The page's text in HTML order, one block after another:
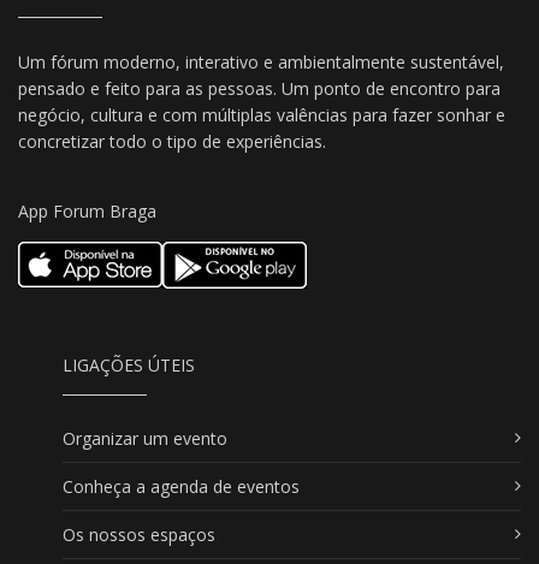
Um fórum moderno, interativo e ambientalmente sustentável,
pensado e feito para as pessoas. Um ponto de encontro para
negócio, cultura e com múltiplas valências para fazer sonhar e
concretizar todo o tipo de experiências.
App Forum Braga
LIGAÇÕES ÚTEIS
Organizar um evento
Conheça a agenda de eventos
Os nossos espaços